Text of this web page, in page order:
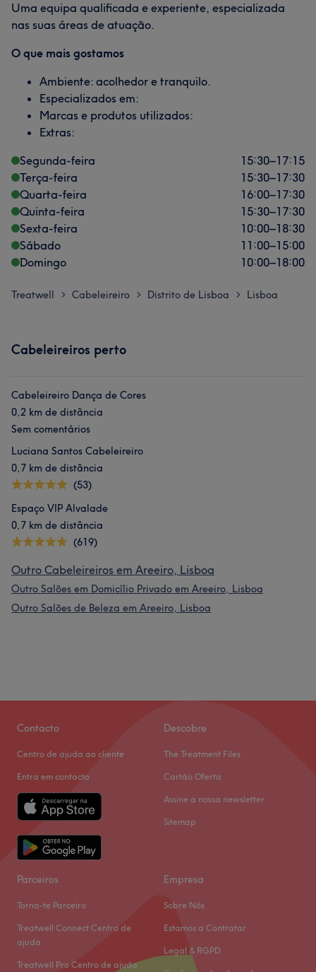
Uma equipa qualificada e experiente, especializada
nas suas áreas de atuação.
O que mais gostamos
Ambiente: acolhedor e tranquilo.
Especializados em:
Marcas e produtos utilizados:
Extras:
Segunda-feira
15:30–17:15
Terça-feira
15:30–17:30
Quarta-feira
16:00–17:30
Quinta-feira
15:30–17:30
Sexta-feira
10:00–18:30
Sábado
11:00–15:00
Domingo
10:00–18:00
Treatwell > Cabeleireiro > Distrito de Lisboa > Lisboa
Cabeleireiros perto
Cabeleireiro Dança de Cores
0,2 km de distância
Sem comentários
Luciana Santos Cabeleireiro
0,7 km de distância
(53)
Espaço VIP Alvalade
0,7 km de distância
(619)
Outro Cabeleireiros em Areeiro, Lisboa
Outro Salões em Domicílio Privado em Areeiro, Lisboa
Outro Salões de Beleza em Areeiro, Lisboa
Contacto
Centro de ajuda ao cliente
Entra em contacto
Descobre
The Treatment Files
Cartão Oferta
Assine a nossa newsletter
Sitemap
Parceiros
Torna-te Parceiro
Treatwell Connect Centro de
ajuda
Treatwell Pro Centro de ajuda
Empresa
Sobre Nós
Estamos a Contratar
Legal & RGPD